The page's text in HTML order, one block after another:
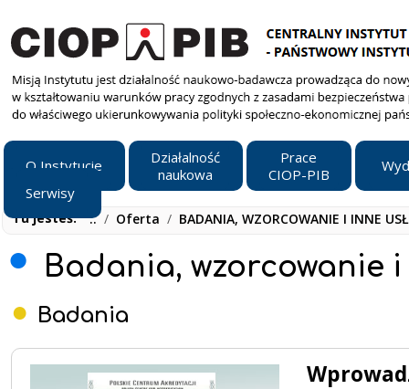
O Instytucie
Działalność
naukowa
Prace
CIOP-PIB
Serwisy
Tu jesteś: ../ Oferta / BADANIA, WZORCOWANIE I INNE
Badania, wzorcowanie
Badania